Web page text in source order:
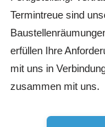
Termintreue sind
erfüllen Ihre
mit uns in
zusammen mit uns.